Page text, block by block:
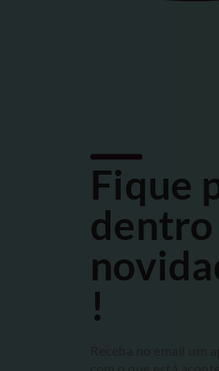
Fique
dentro
!